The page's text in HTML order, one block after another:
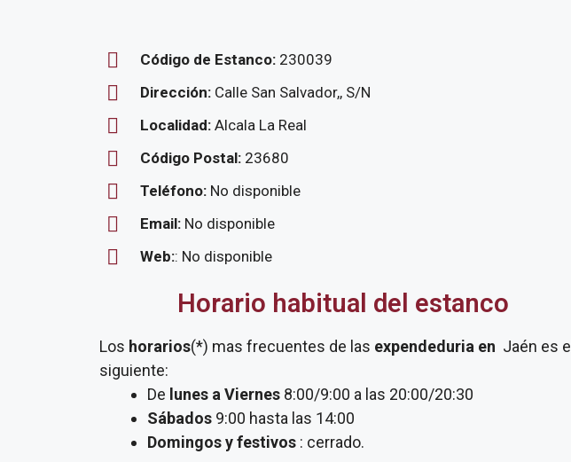
Código de Estanco: 230039
Dirección: Calle San Salvador,, S/N
Localidad: Alcala La Real
Código Postal: 23680
Teléfono: No disponible
Email: No disponible
Web:: No disponible
Horario habitual del estanco
Los horarios(*) mas frecuentes de las expendeduria en Jaén es el
siguiente:
De lunes a Viernes 8:00/9:00 a las 20:00/20:30
Sábados 9:00 hasta las 14:00
Domingos y festivos : cerrado.